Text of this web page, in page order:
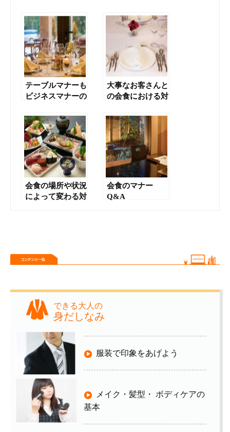
テーブルマナーも
ビジネスマナーの
大事なお客さんと
の会食における対
ク
会食の場所や状況
によって変わる対
会食のマナー
Q&A
できる大人の
身だしなみ
服装で印象をあげよう
メイク・髪型・ ボディケアの
基本